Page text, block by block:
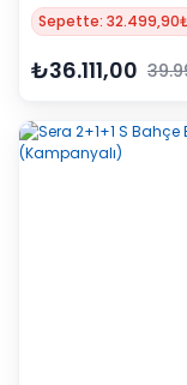
Sepette:
₺36.111,00